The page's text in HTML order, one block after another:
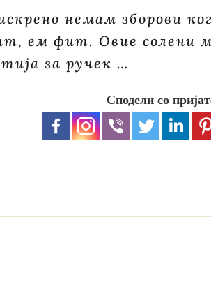
немам зборови
ем фит. Овие солени
за ручек …
Сподели со